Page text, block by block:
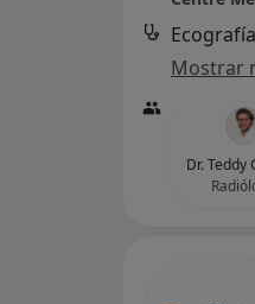
Mostrar
Dr. Teddy